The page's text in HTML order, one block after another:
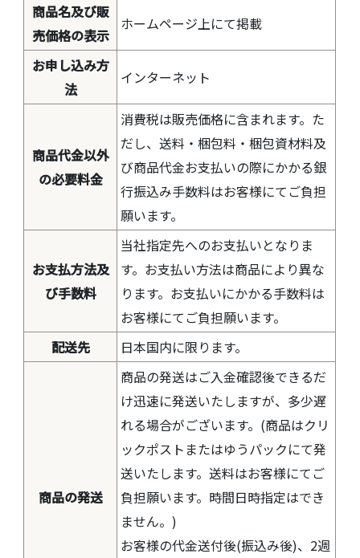
商品名及び販
売価格の表示
ホームページ上にて掲載
お申し込み方
法
インターネット
商品代金以外
の必要料金
消費税は販売価格に含まれます。た
だし、送料・梱包料・梱包資材料及
び商品代金お支払いの際にかかる銀
行振込み手数料はお客様にてご負担
願います。
お支払方法及
び手数料
当社指定先へのお支払いとなりま
す。お支払い方法は商品により異な
ります。お支払いにかかる手数料は
お客様にてご負担願います。
配送先
日本国内に限ります。
商品の発送
商品の発送はご入金確認後できるだ
け迅速に発送いたしますが、多少遅
れる場合がございます。(商品はクリ
ックポストまたはゆうパックにて発
送いたします。送料はお客様にてご
負担願います。時間日時指定はでき
ません。)
お客様の代金送付後(振込み後)、2週